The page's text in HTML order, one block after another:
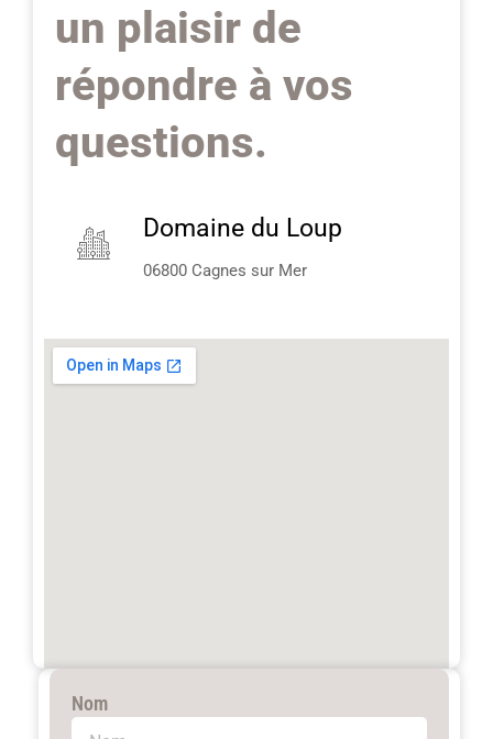
un plaisir de
répondre à vos
questions.
Domaine du Loup
06800 Cagnes sur Mer
Nom